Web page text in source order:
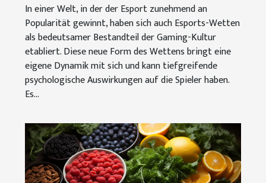
In einer Welt, in der der Esport zunehmend an
Popularität gewinnt, haben sich auch Esports-Wetten
als bedeutsamer Bestandteil der Gaming-Kultur
etabliert. Diese neue Form des Wettens bringt eine
eigene Dynamik mit sich und kann tiefgreifende
psychologische Auswirkungen auf die Spieler haben.
Es...